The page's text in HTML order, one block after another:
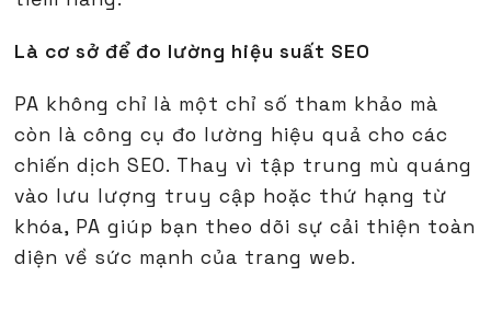
Là cơ sở để đo lường hiệu suất SEO
PA không chỉ là một chỉ số tham khảo mà
còn là công cụ đo lường hiệu quả cho các
chiến dịch SEO. Thay vì tập trung mù quáng
vào lưu lượng truy cập hoặc thứ hạng từ
khóa, PA giúp bạn theo dõi sự cải thiện toàn
diện về sức mạnh của trang web.